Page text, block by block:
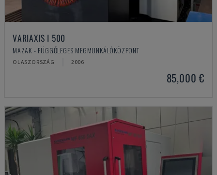
VARIAXIS I 500
MAZAK - FÜGGŐLEGES MEGMUNKÁLÓKÖZPONT
OLASZORSZÁG 2006
85,000 €